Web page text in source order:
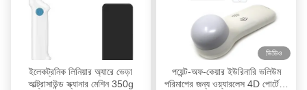
ইলেকট্রনিক লিনিয়ার অ্যারে ভেড়া
আল্ট্রাসাউন্ড স্ক্যানার মেশিন 350g
ভিডিও
পয়েন্ট-অফ-কেয়ার ইউরিনারি ভলিউম
পরিমাপের জন্য ওয়্যারলেস 4D পোর্টেবল